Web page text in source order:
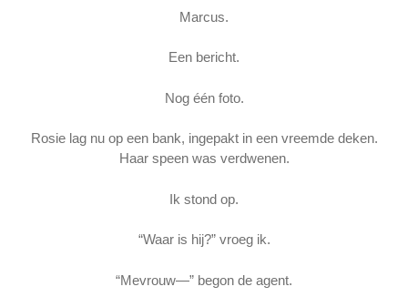
Marcus.
Een bericht.
Nog één foto.
Rosie lag nu op een bank, ingepakt in een vreemde deken.
Haar speen was verdwenen.
Ik stond op.
“Waar is hij?” vroeg ik.
“Mevrouw—” begon de agent.